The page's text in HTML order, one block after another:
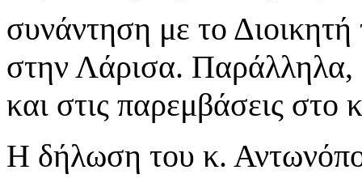
συνάντηση με το Διοικητή
στην Λάρισα. Παράλληλα,
και στις παρεμβάσεις στο
Η δήλωση του κ.